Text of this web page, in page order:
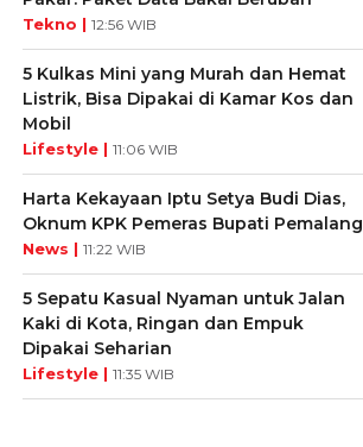
Tekno | 12:56 WIB
5 Kulkas Mini yang Murah dan Hemat
Listrik, Bisa Dipakai di Kamar Kos dan
Mobil
Lifestyle | 11:06 WIB
Harta Kekayaan Iptu Setya Budi Dias,
Oknum KPK Pemeras Bupati Pemalang
News | 11:22 WIB
5 Sepatu Kasual Nyaman untuk Jalan
Kaki di Kota, Ringan dan Empuk
Dipakai Seharian
Lifestyle | 11:35 WIB